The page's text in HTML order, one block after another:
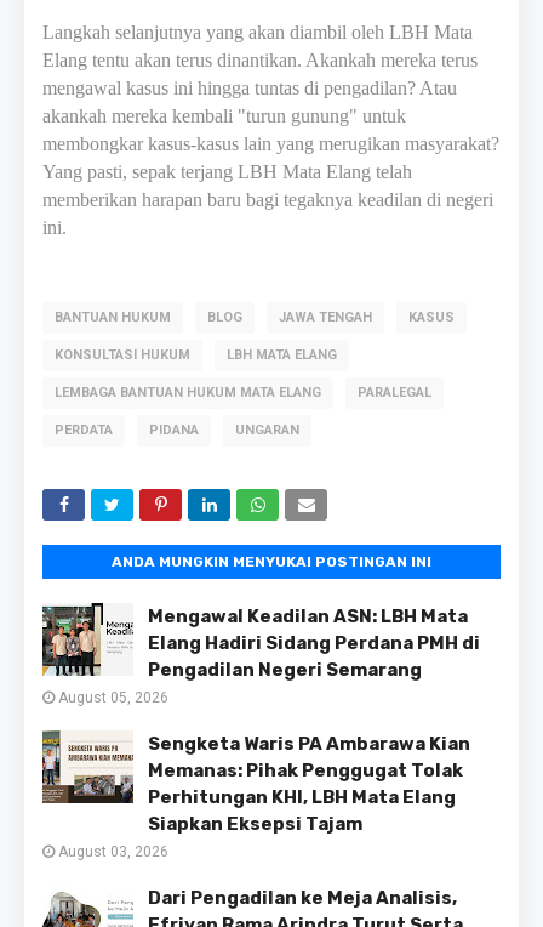
Langkah selanjutnya yang akan diambil oleh LBH Mata
Elang tentu akan terus dinantikan. Akankah mereka terus
mengawal kasus ini hingga tuntas di pengadilan? Atau
akankah mereka kembali "turun gunung" untuk
membongkar kasus-kasus lain yang merugikan masyarakat?
Yang pasti, sepak terjang LBH Mata Elang telah
memberikan harapan baru bagi tegaknya keadilan di negeri
ini.
BANTUAN HUKUM BLOG JAWA TENGAH KASUS
KONSULTASI HUKUM LBH MATA ELANG
LEMBAGA BANTUAN HUKUM MATA ELANG PARALEGAL
PERDATA PIDANA UNGARAN
ANDA MUNGKIN MENYUKAI POSTINGAN INI
Mengawal Keadilan ASN: LBH Mata
Elang Hadiri Sidang Perdana PMH di
Pengadilan Negeri Semarang
August 05, 2026
Sengketa Waris PA Ambarawa Kian
Memanas: Pihak Penggugat Tolak
Perhitungan KHI, LBH Mata Elang
Siapkan Eksepsi Tajam
August 03, 2026
Dari Pengadilan ke Meja Analisis,